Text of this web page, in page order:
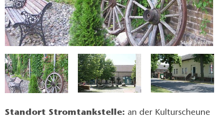
Stadt Trebbin
Standort Stromtankstelle: an der Kulturscheune